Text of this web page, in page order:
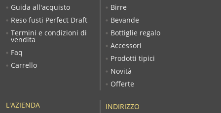
L'AZIENDA
Birre
Bevande
Bottiglie regalo
Accessori
Prodotti tipici
Novità
Offerte
Guida all'acquisto
Reso fusti Perfect Draft
Termini e condizioni di
vendita
Faq
Carrello
INDIRIZZO